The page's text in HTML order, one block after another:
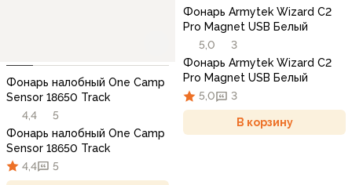
Фонарь налобный One Camp
Sensor 18650 Track
4,4
5
Фонарь налобный One Camp
Sensor 18650 Track
4,4
5
Фонарь Armytek Wizard C2
Pro Magnet USB Белый
5,0
3
Фонарь Armytek Wizard C2
Pro Magnet USB Белый
5,0
3
В корзину